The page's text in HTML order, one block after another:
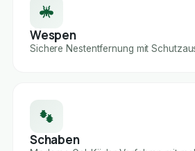
Wespen
Sichere Nestentfernung mit
Schaben